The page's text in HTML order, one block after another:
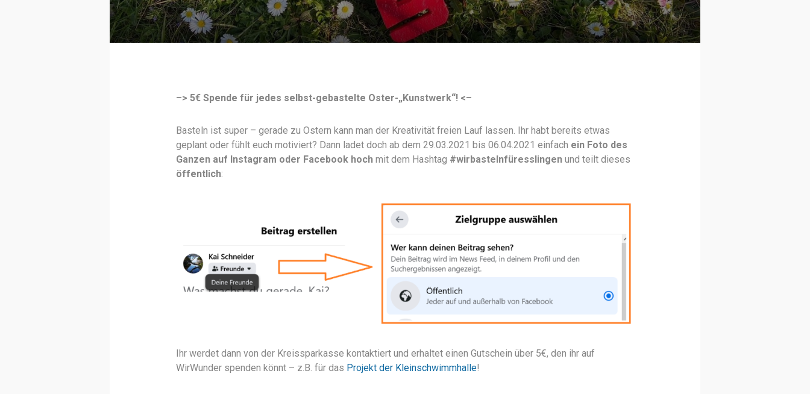
–> 5€ Spende für jedes selbst-gebastelte Oster-„Kunstwerk“! <–
Basteln ist super – gerade zu Ostern kann man der Kreativität freien Lauf lassen. Ihr habt bereits etwas
geplant oder fühlt euch motiviert? Dann ladet doch ab dem 29.03.2021 bis 06.04.2021 einfach ein Foto des
Ganzen auf Instagram oder Facebook hoch mit dem Hashtag #wirbastelnfüresslingen und teilt dieses
öffentlich:
Ihr werdet dann von der Kreissparkasse kontaktiert und erhaltet einen Gutschein über 5€, den ihr auf
WirWunder spenden könnt – z.B. für das Projekt der Kleinschwimmhalle!